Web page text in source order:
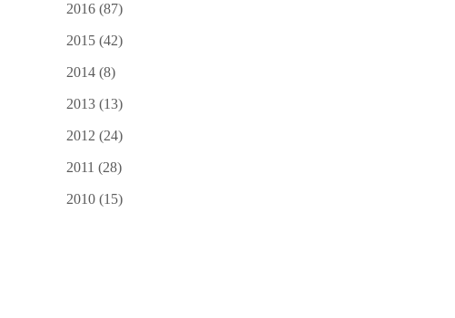
2016 (87)
2015 (42)
2014 (8)
2013 (13)
2012 (24)
2011 (28)
2010 (15)